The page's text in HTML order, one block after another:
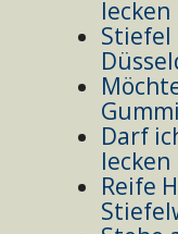
lecken
Stiefel
Darf
lecken
Reife